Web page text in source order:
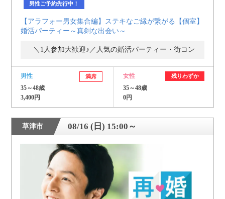
男性ご予約先行中！
【アラフォー男女集合編】ステキなご縁が繋がる【個室】
婚活パーティー～真剣な出会い～
＼1人参加大歓迎♪／人気の婚活パーティー・街コン
男性 満席
35～48歳
3,400円
女性 残りわずか
35～48歳
0円
草津市 08/16 (日) 15:00～